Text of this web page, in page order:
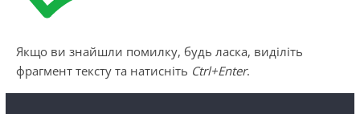
Якщо ви знайшли помилку, будь ласка, виділіть
фрагмент тексту та натисніть Ctrl+Enter.